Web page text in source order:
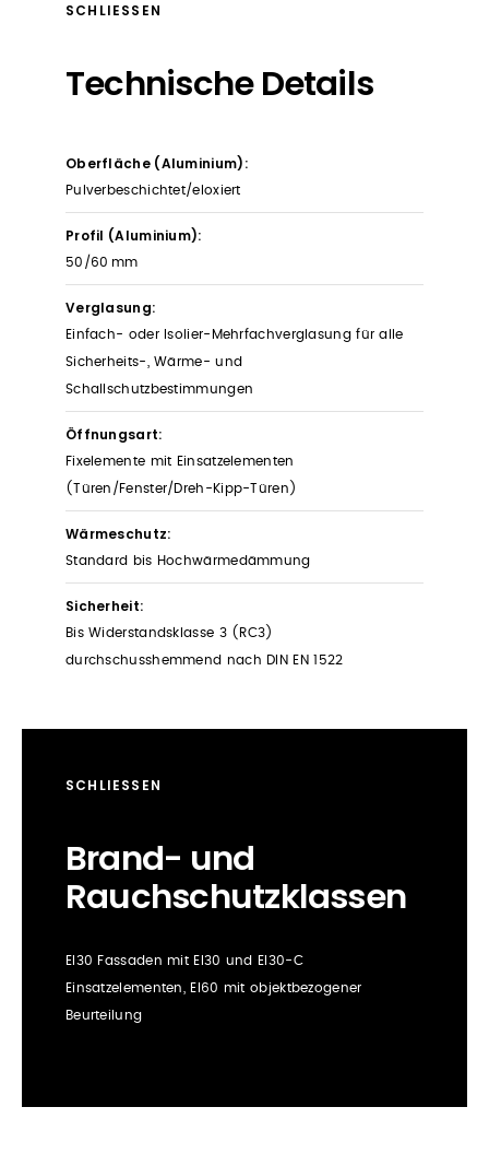
SCHLIESSEN
Technische Details
Oberfläche (Aluminium):
Pulverbeschichtet/eloxiert
Profil (Aluminium):
50/60 mm
Verglasung:
Einfach- oder Isolier-Mehrfachverglasung für alle
Sicherheits-, Wärme- und
Schallschutzbestimmungen
Öffnungsart:
Fixelemente mit Einsatzelementen
(Türen/Fenster/Dreh-Kipp-Türen)
Wärmeschutz:
Standard bis Hochwärmedämmung
Sicherheit:
Bis Widerstandsklasse 3 (RC3)
durchschusshemmend nach DIN EN 1522
SCHLIESSEN
Brand- und
Rauchschutz­klassen
EI30 Fassaden mit EI30 und EI30-C
Einsatzelementen, EI60 mit objektbezogener
Beurteilung